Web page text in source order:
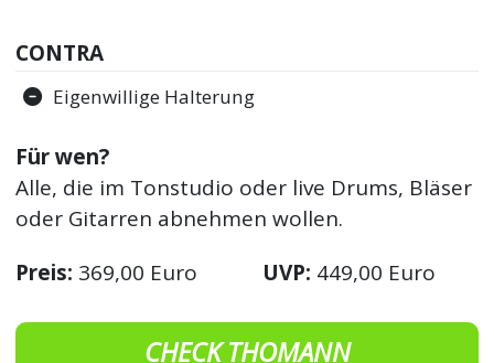
CONTRA
Eigenwillige Halterung
Für wen?
Alle, die im Tonstudio oder live Drums, Bläser
oder Gitarren abnehmen wollen.
Preis: 369,00 Euro UVP: 449,00 Euro
CHECK THOMANN